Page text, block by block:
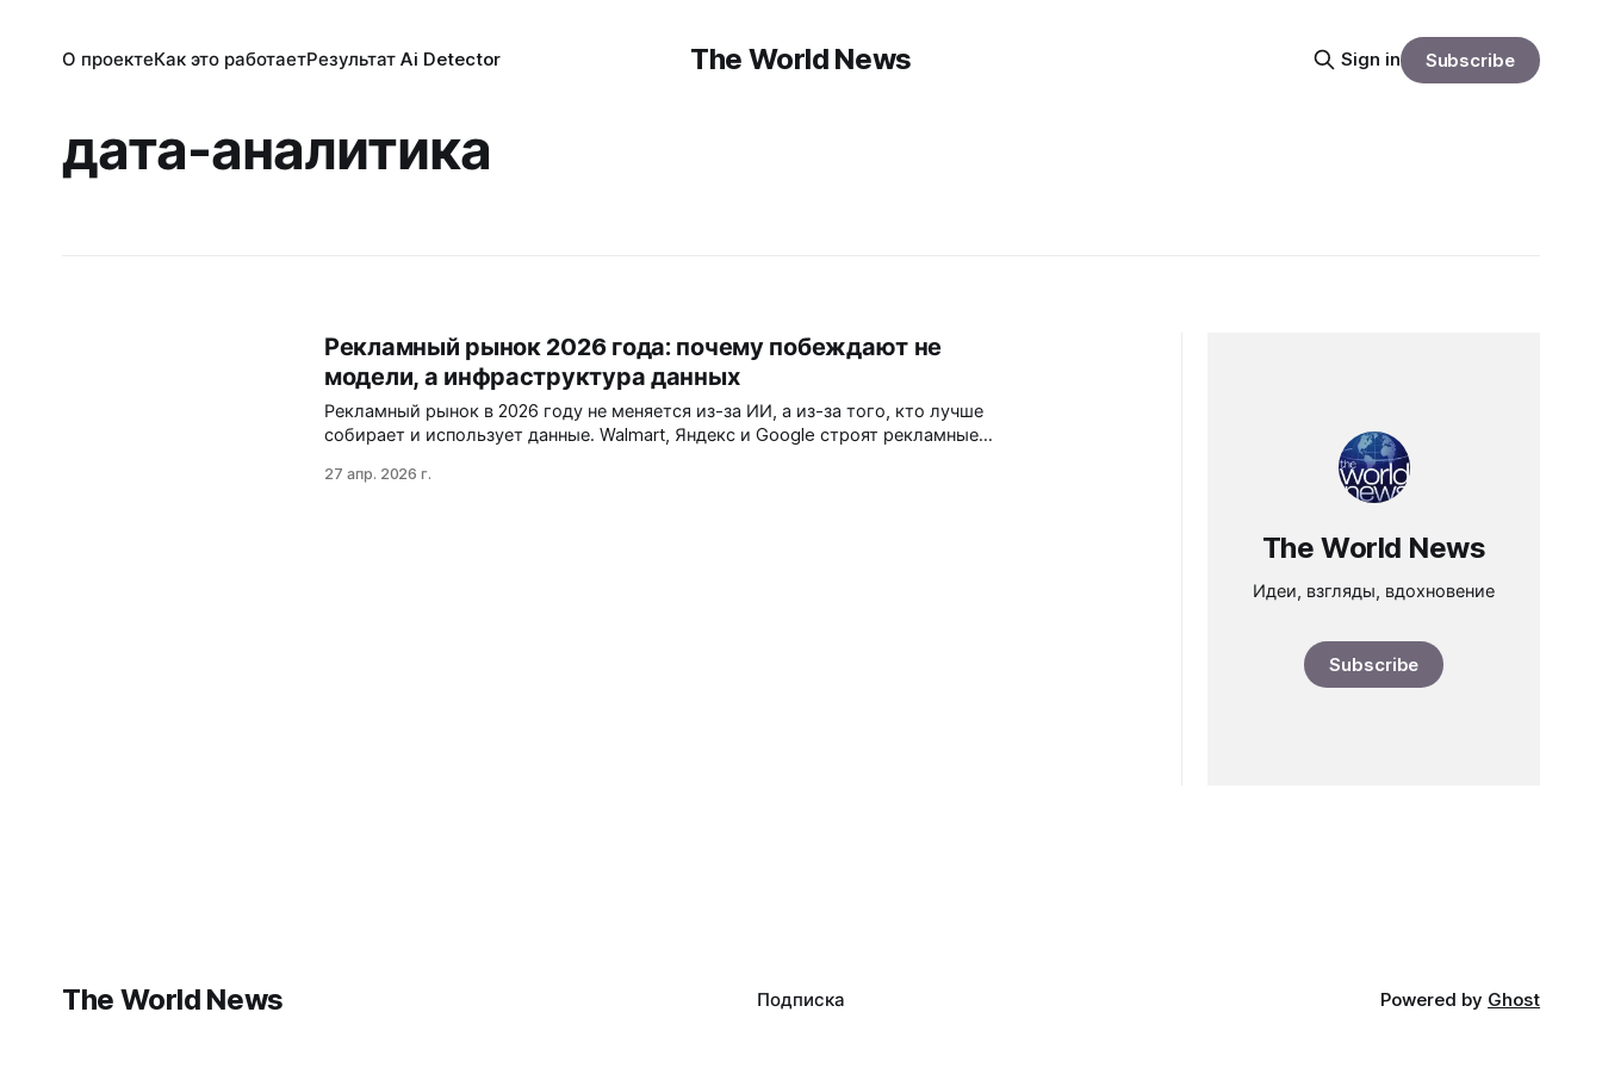
The World News
О проектеКак это работаетРезультат Ai Detector Sign in Subscribe
дата-аналитика
Рекламный рынок 2026 года: почему побеждают не
модели, а инфраструктура данных
Рекламный рынок в 2026 году не меняется из-за ИИ, а из-за того, кто лучше
собирает и использует данные. Walmart, Яндекс и Google строят рекламные
нет сквозной аналитики от поиска до возврата товара, даже самая современная…
27 апр. 2026 г.
The World News
Идеи, взгляды, вдохновение
Subscribe
The World News Подписка Powered by Ghost